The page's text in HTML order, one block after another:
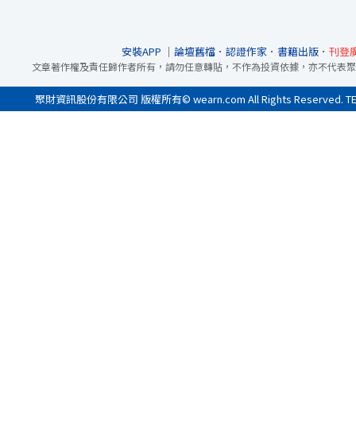
安裝APP ｜ 論壇舊檔． 認證作家． 書籍出版． 刊登
文章著作權及責任歸作者所有，請勿任意轉貼，不作為投資依據，亦不代
聚財資訊股份有限公司 版權所有© wearn.com All Rights Reserved.